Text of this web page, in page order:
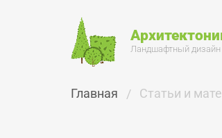
Ландшафтный дизайн
Главная Статьи и